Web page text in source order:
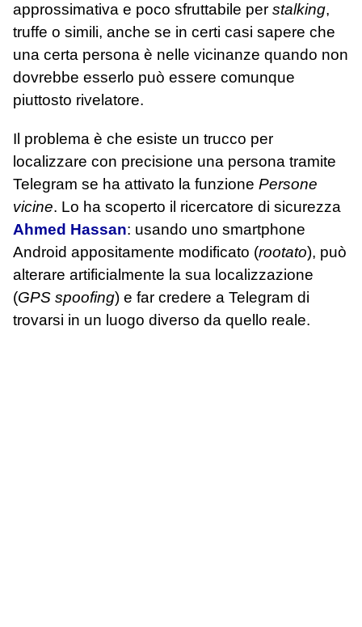
approssimativa e poco sfruttabile per stalking,
truffe o simili, anche se in certi casi sapere che
una certa persona è nelle vicinanze quando non
dovrebbe esserlo può essere comunque
piuttosto rivelatore.
Il problema è che esiste un trucco per
localizzare con precisione una persona tramite
Telegram se ha attivato la funzione Persone
vicine. Lo ha scoperto il ricercatore di sicurezza
Ahmed Hassan: usando uno smartphone
Android appositamente modificato (rootato), può
alterare artificialmente la sua localizzazione
(GPS spoofing) e far credere a Telegram di
trovarsi in un luogo diverso da quello reale.